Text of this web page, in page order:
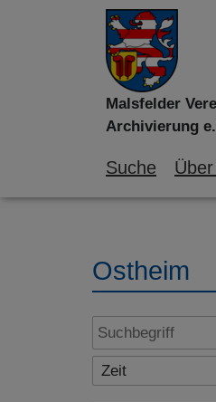
Malsfelder
Archivierung
Suche
Ostheim